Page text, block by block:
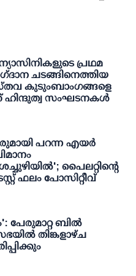
പ്രഥമ
ചടങ്ങിനെത്തിയ
കുടുംബാംഗങ്ങളെ
സംഘടനകൾ
പറന്ന എയര്‍
പൈലറ്റിന്റെ
ഫലം പോസിറ്റീവ്
പേരുമാറ്റ ബില്‍
തിങ്കളാഴ്ച